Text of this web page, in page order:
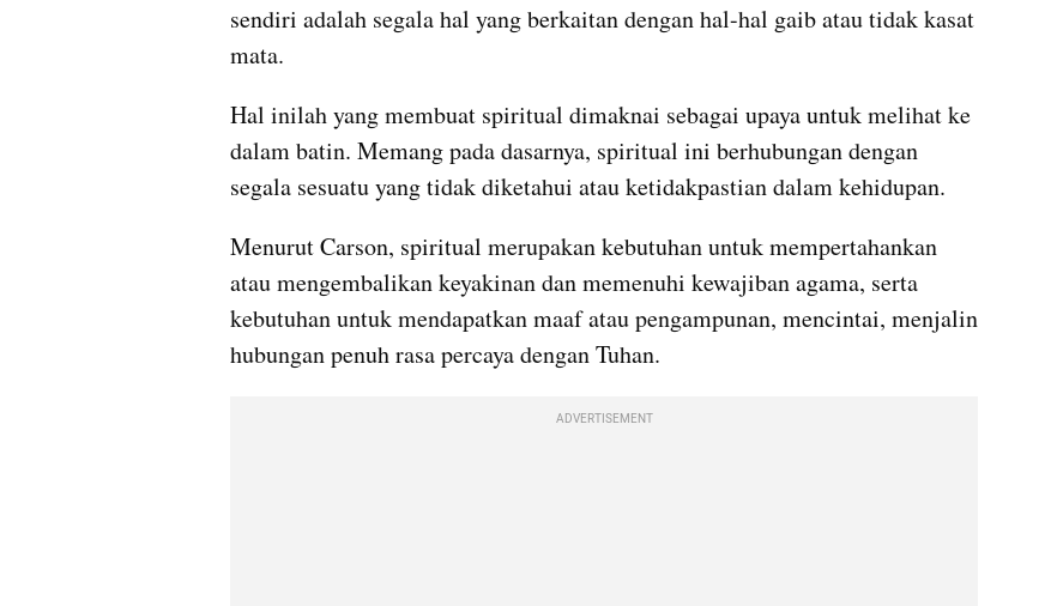
sendiri adalah segala hal yang berkaitan dengan hal-hal gaib atau tidak kasat
mata.
Hal inilah yang membuat spiritual dimaknai sebagai upaya untuk melihat ke
dalam batin. Memang pada dasarnya, spiritual ini berhubungan dengan
segala sesuatu yang tidak diketahui atau ketidakpastian dalam kehidupan.
Menurut Carson, spiritual merupakan kebutuhan untuk mempertahankan
atau mengembalikan keyakinan dan memenuhi kewajiban agama, serta
kebutuhan untuk mendapatkan maaf atau pengampunan, mencintai, menjalin
hubungan penuh rasa percaya dengan Tuhan.
ADVERTISEMENT